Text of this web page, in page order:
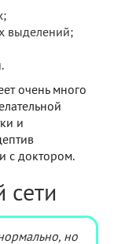
выделений;
очень много
и
с доктором.
сети
но